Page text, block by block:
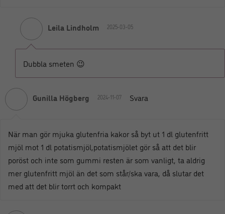
Leila Lindholm 2025-03-05
Dubbla smeten 😉
Gunilla Högberg 2024-11-07 Svara
När man gör mjuka glutenfria kakor så byt ut 1 dl glutenfritt
mjöl mot 1 dl potatismjöl,potatismjölet gör så att det blir
poröst och inte som gummi resten är som vanligt, ta aldrig
mer glutenfritt mjöl än det som står/ska vara, då slutar det
med att det blir torrt och kompakt